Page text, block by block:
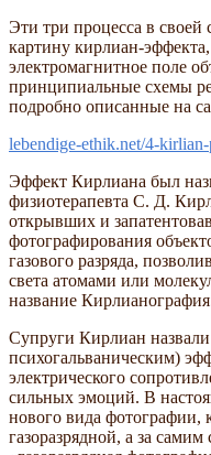
Эти три процесса в
картину кирлиан-
электромагнитное поле
принципиальные схемы
подробно описанные на
lebendige-ethik.net/4-
Эффект Кирлиана был
физиотерапевта С. Д.
открывших и
фотографирования
газового разряда,
света атомами или
название
Супруги Кирлиан
психогальваническим)
электрического
сильных эмоций. В
нового вида фотографии,
газоразрядной, а за